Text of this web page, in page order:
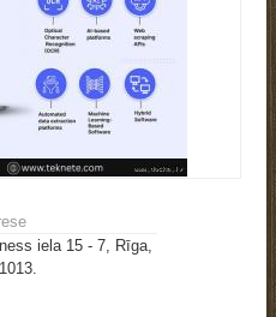
iela 15 - 7, Rīga,